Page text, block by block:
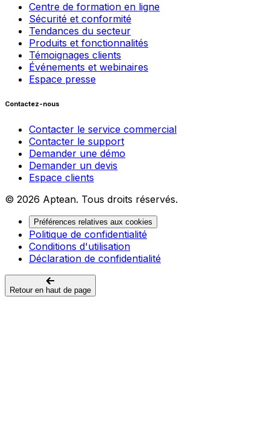
Centre de formation en ligne
Sécurité et conformité
Tendances du secteur
Produits et fonctionnalités
Témoignages clients
Événements et webinaires
Espace presse
Contactez-nous
Contacter le service commercial
Contacter le support
Demander une démo
Demander un devis
Espace clients
© 2026 Aptean. Tous droits réservés.
Préférences relatives aux cookies
Politique de confidentialité
Conditions d'utilisation
Déclaration de confidentialité
Retour en haut de page